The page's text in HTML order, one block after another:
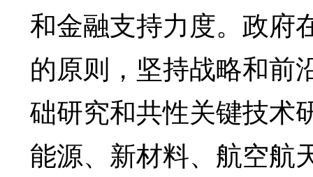
和金融支持力度。政府
的原则，坚持战略和前
础研究和共性关键技术
能源、新材料、航空航